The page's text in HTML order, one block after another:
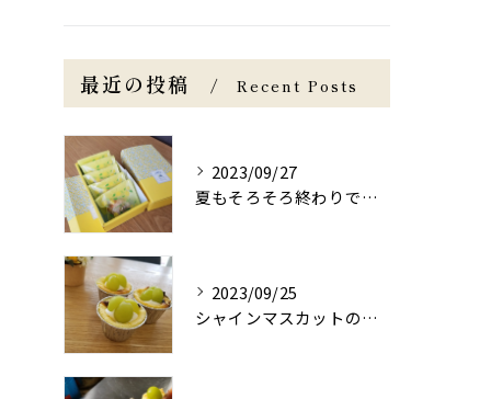
最近の投稿 Recent Posts
2023/09/27
夏もそろそろ終わりですね
2023/09/25
シャインマスカットのチーズケーキ